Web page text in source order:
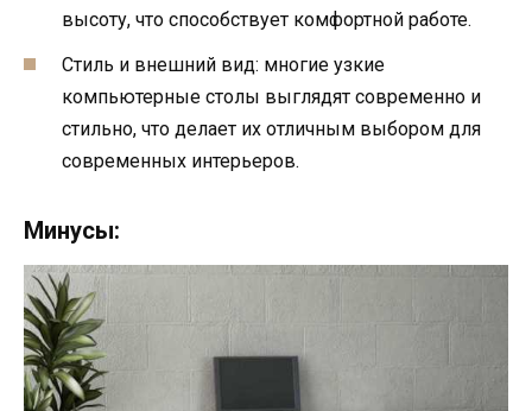
высоту, что способствует комфортной работе.
Стиль и внешний вид: многие узкие
компьютерные столы выглядят современно и
стильно, что делает их отличным выбором для
современных интерьеров.
Минусы: